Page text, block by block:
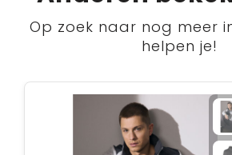
Op zoek naar nog meer
helpen je!